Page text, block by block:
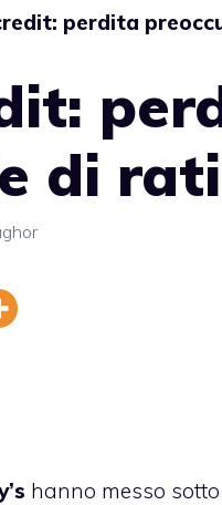
perdita
di
hanno messo